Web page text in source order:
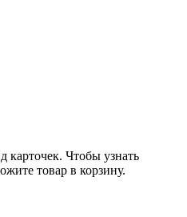
карточек. Чтобы узнать
товар в корзину.